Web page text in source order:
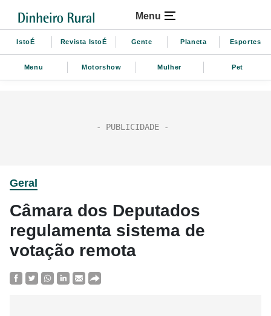
Menu
IstoÉ Revista IstoÉ Gente Planeta Esportes
Menu Motorshow Mulher Pet
Geral
Câmara dos Deputados
regulamenta sistema de
votação remota